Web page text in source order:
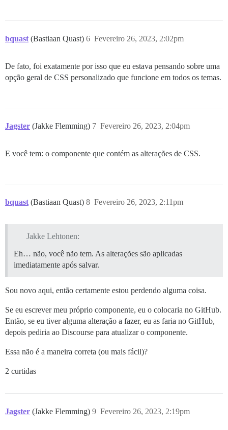
bquast (Bastiaan Quast) Fevereiro 26, 2023, 2:02pm
6
De fato, foi exatamente por isso que eu estava pensando sobre uma
opção geral de CSS personalizado que funcione em todos os temas.
Jagster (Jakke Flemming) Fevereiro 26, 2023, 2:04pm
7
E você tem: o componente que contém as alterações de CSS.
bquast (Bastiaan Quast) Fevereiro 26, 2023, 2:11pm
8
Jakke Lehtonen:
Eh… não, você não tem. As alterações são aplicadas
imediatamente após salvar.
Sou novo aqui, então certamente estou perdendo alguma coisa.
Se eu escrever meu próprio componente, eu o colocaria no GitHub.
Então, se eu tiver alguma alteração a fazer, eu as faria no GitHub,
depois pediria ao Discourse para atualizar o componente.
Essa não é a maneira correta (ou mais fácil)?
2 curtidas
Jagster (Jakke Flemming) Fevereiro 26, 2023, 2:19pm
9